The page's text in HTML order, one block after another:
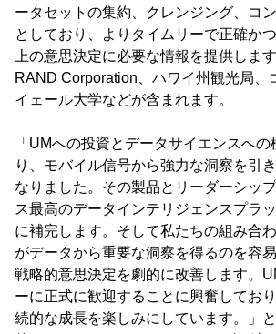
ータセットの集約、クレンジング、コ
としており、よりタイムリーで正確か
上の意思決定に必要な情報を提供します
RAND Corporation、ハワイ州観光局、
イェール大学などが含まれます。
「UMへの投資とデータサイエンスへの
り、モバイル信号から強力な洞察を引
なりました。その製品とリーダーシッ
ス最高のデータインテリジェンスプラ
に補完します。そして私たちの組み合
がデータから重要な洞察を得るのを容
戦略的意思決定を劇的に改善します。
ーに正式に歓迎することに興奮してお
続的な成長を楽しみにしています。」